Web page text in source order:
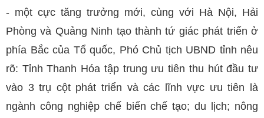
- một cực tăng trưởng mới, cùng với Hà Nội, Hải
Phòng và Quảng Ninh tạo thành tứ giác phát triển ở
phía Bắc của Tổ quốc, Phó Chủ tịch UBND tỉnh nêu
rõ: Tỉnh Thanh Hóa tập trung ưu tiên thu hút đầu tư
vào 3 trụ cột phát triển và các lĩnh vực ưu tiên là
ngành công nghiệp chế biến chế tạo; du lịch; nông